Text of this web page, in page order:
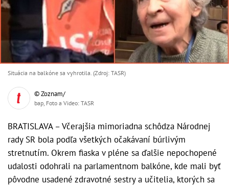
Situácia na balkóne sa vyhrotila. (Zdroj: TASR)
© Zoznam/
bap, Foto a Video: TASR
BRATISLAVA – Včerajšia mimoriadna schôdza Národnej
rady SR bola podľa všetkých očakávaní búrlivým
stretnutím. Okrem fiaska v pléne sa ďalšie nepochopené
udalosti odohrali na parlamentnom balkóne, kde mali byť
pôvodne usadené zdravotné sestry a učitelia, ktorých sa